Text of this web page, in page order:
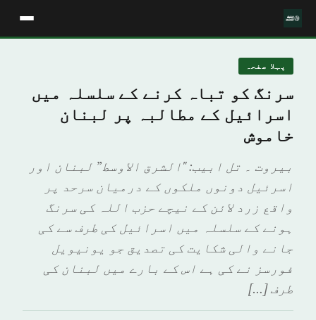
پہلا صفحہ
سرنگ کو تباہ کرنے کے سلسلہ میں
اسرائیل کے مطالبہ پر لبنان
خاموش
بیروت ۔ تل ابیب: "الشرق الاوسط” لبنان اور
اسرئیل دونوں ملکوں کے درمیان سرحد پر
واقع زرد لائن کے نیچے حزب اللہ کی سرنگ
ہونے کے سلسلہ میں اسرائیل کی طرف سے کی
جانے والی شکایت کی تصدیق جو یونیویل
فورسز نے کی ہے اس کے بارے میں لبنان کی
طرف […]